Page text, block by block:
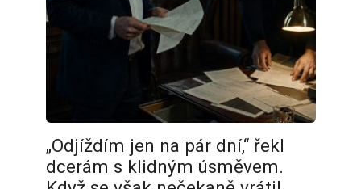
„Odjíždím jen na pár dní,“ řekl
dcerám s klidným úsměvem.